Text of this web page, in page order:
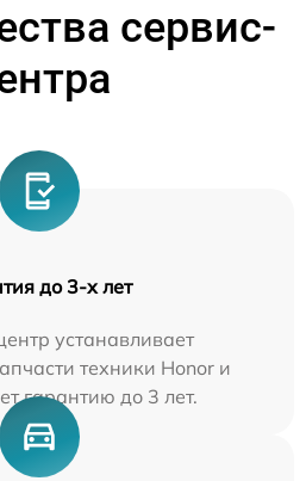
сервис-
до 3-х лет
устанавливает
техники Honor и
гарантию до 3 лет.